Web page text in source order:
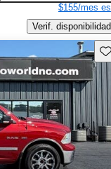
$155/mes
Verif. disponibilidad